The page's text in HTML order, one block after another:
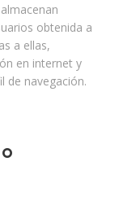
obtenida a
a ellas,
en internet y
de navegación.